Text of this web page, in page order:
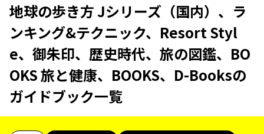
地球の歩き方 Jシリーズ（国内）、ラ
ンキング&テクニック、Resort Styl
e、御朱印、歴史時代、旅の図鑑、BO
OKS 旅と健康、BOOKS、D-Booksの
ガイドブック一覧